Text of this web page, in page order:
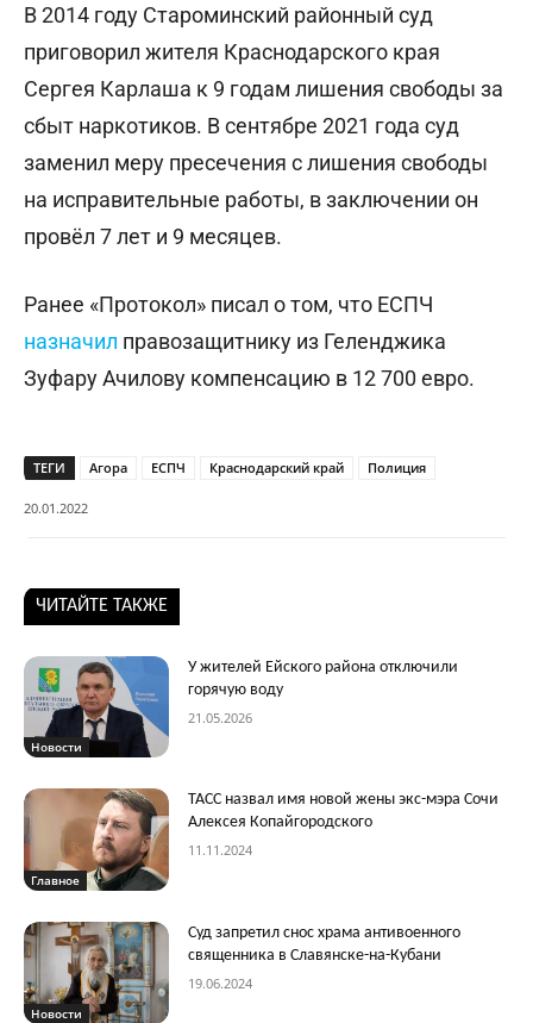
В 2014 году Староминский районный суд
приговорил жителя Краснодарского края
Сергея Карлаша к 9 годам лишения свободы за
сбыт наркотиков. В сентябре 2021 года суд
заменил меру пресечения с лишения свободы
на исправительные работы, в заключении он
провёл 7 лет и 9 месяцев.
Ранее «Протокол» писал о том, что ЕСПЧ
назначил правозащитнику из Геленджика
Зуфару Ачилову компенсацию в 12 700 евро.
ТЕГИ Агора ЕСПЧ Краснодарский край Полиция
20.01.2022
ЧИТАЙТЕ ТАКЖЕ
Новости
У жителей Ейского района отключили
горячую воду
21.05.2026
Главное
ТАСС назвал имя новой жены экс-мэра Сочи
Алексея Копайгородского
11.11.2024
Новости
Суд запретил снос храма антивоенного
священника в Славянске-на-Кубани
19.06.2024